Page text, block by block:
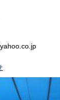
円 広島県